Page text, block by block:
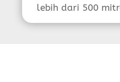
lebih dari 500